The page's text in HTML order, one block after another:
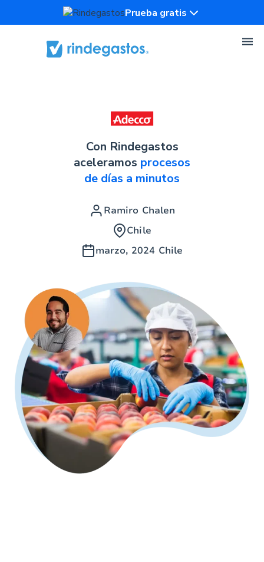
Prueba gratis
Con Rindegastos
aceleramos procesos
de días a minutos
Ramiro Chalen
Chile
marzo, 2024 Chile